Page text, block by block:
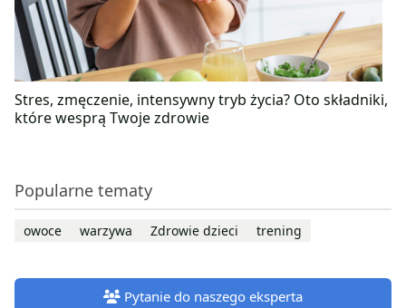
Stres, zmęczenie, intensywny tryb życia? Oto składniki,
które wesprą Twoje zdrowie
Popularne tematy
owoce warzywa Zdrowie dzieci trening
Pytanie do naszego eksperta